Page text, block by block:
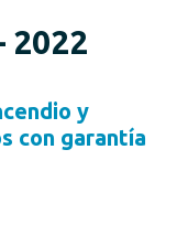
2022
y
con garantía